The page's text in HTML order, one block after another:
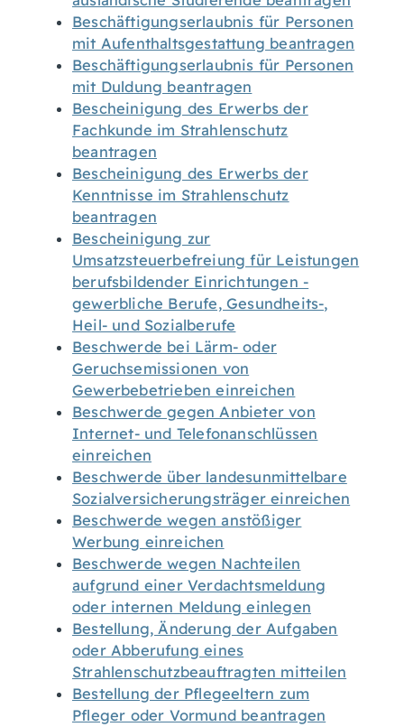
Beschäftigungserlaubnis für Personen
mit Aufenthaltsgestattung beantragen
Beschäftigungserlaubnis für Personen
mit Duldung beantragen
Bescheinigung des Erwerbs der
Fachkunde im Strahlenschutz
beantragen
Bescheinigung des Erwerbs der
Kenntnisse im Strahlenschutz
beantragen
Bescheinigung zur
Umsatzsteuerbefreiung für Leistungen
berufsbildender Einrichtungen -
gewerbliche Berufe, Gesundheits-,
Heil- und Sozialberufe
Beschwerde bei Lärm- oder
Geruchsemissionen von
Gewerbebetrieben einreichen
Beschwerde gegen Anbieter von
Internet- und Telefonanschlüssen
einreichen
Beschwerde über landesunmittelbare
Sozialversicherungsträger einreichen
Beschwerde wegen anstößiger
Werbung einreichen
Beschwerde wegen Nachteilen
aufgrund einer Verdachtsmeldung
oder internen Meldung einlegen
Bestellung, Änderung der Aufgaben
oder Abberufung eines
Strahlenschutzbeauftragten mitteilen
Bestellung der Pflegeeltern zum
Pfleger oder Vormund beantragen